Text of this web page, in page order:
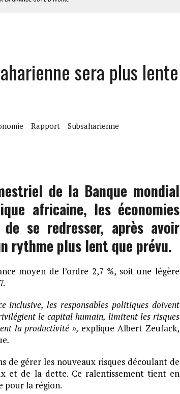
MAURITANIEN
sera plus lente
Rapport Subsaharienne
de la Banque mondial
africaine, les économies
de se redresser, après avoir
rythme plus lent que prévu.
moyen de l’ordre 2,7 %, soit une légère
inclusive, les responsables politiques doivent
le capital humain, limitent les risques
la productivité », explique Albert Zeufack,
.
de gérer les nouveaux risques découlant de
et de la dette. Ce ralentissement tient en
pour la région.